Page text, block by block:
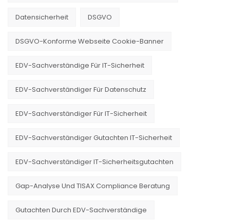
Datensicherheit DSGVO
DSGVO-Konforme Webseite Cookie-Banner
EDV-Sachverständige Für IT-Sicherheit
EDV-Sachverständiger Für Datenschutz
EDV-Sachverständiger Für IT-Sicherheit
EDV-Sachverständiger Gutachten IT-Sicherheit
EDV-Sachverständiger IT-Sicherheitsgutachten
Gap-Analyse Und TISAX Compliance Beratung
Gutachten Durch EDV-Sachverständige